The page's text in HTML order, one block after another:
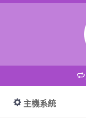
主機系統